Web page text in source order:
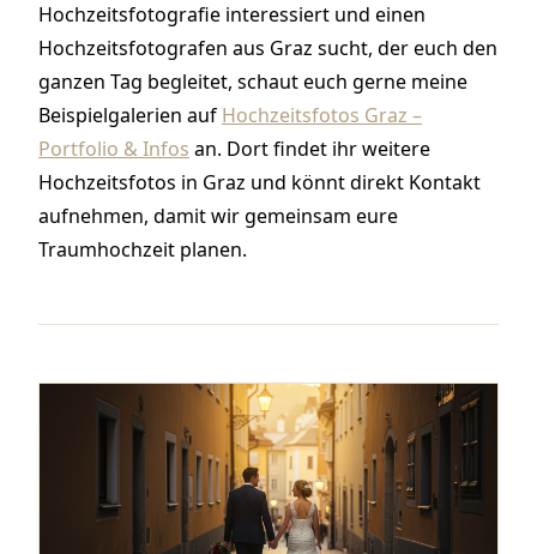
Hochzeitsfotografie interessiert und einen
Hochzeitsfotografen aus Graz sucht, der euch den
ganzen Tag begleitet, schaut euch gerne meine
Beispielgalerien auf Hochzeitsfotos Graz –
Portfolio & Infos an. Dort findet ihr weitere
Hochzeitsfotos in Graz und könnt direkt Kontakt
aufnehmen, damit wir gemeinsam eure
Traumhochzeit planen.